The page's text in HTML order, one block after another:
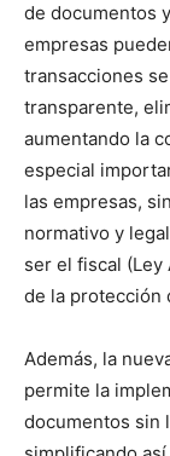
de documentos
empresas
transacciones
transparente,
aumentando la
especial
las empresas,
normativo y
ser el fiscal
de la protección
Además, la
permite la
documentos sin